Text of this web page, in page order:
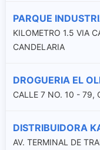
PARQUE
KILOMETRO 1.5 VIA
CANDELARIA
DROGUERIA EL
CALLE 7 NO. 10 - 79,
DISTRIBUIDORA
AV. TERMINAL DE